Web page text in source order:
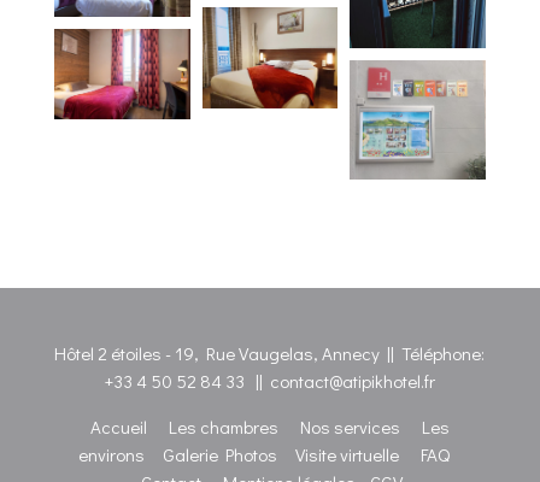
Hôtel 2 étoiles - 19, Rue Vaugelas, Annecy || Téléphone:
+33 4 50 52 84 33 || contact@atipikhotel.fr
Accueil
Les chambres Nos services
Les
environs
Galerie Photos Visite virtuelle
FAQ